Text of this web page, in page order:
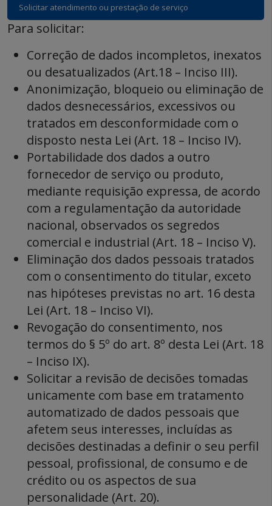
Solicitar atendimento ou prestação de serviço
Para solicitar:
Correção de dados incompletos, inexatos
ou desatualizados (Art.18 – Inciso III).
Anonimização, bloqueio ou eliminação de
dados desnecessários, excessivos ou
tratados em desconformidade com o
disposto nesta Lei (Art. 18 – Inciso IV).
Portabilidade dos dados a outro
fornecedor de serviço ou produto,
mediante requisição expressa, de acordo
com a regulamentação da autoridade
nacional, observados os segredos
comercial e industrial (Art. 18 – Inciso V).
Eliminação dos dados pessoais tratados
com o consentimento do titular, exceto
nas hipóteses previstas no art. 16 desta
Lei (Art. 18 – Inciso VI).
Revogação do consentimento, nos
termos do § 5º do art. 8º desta Lei (Art. 18
– Inciso IX).
Solicitar a revisão de decisões tomadas
unicamente com base em tratamento
automatizado de dados pessoais que
afetem seus interesses, incluídas as
decisões destinadas a definir o seu perfil
pessoal, profissional, de consumo e de
crédito ou os aspectos de sua
personalidade (Art. 20).